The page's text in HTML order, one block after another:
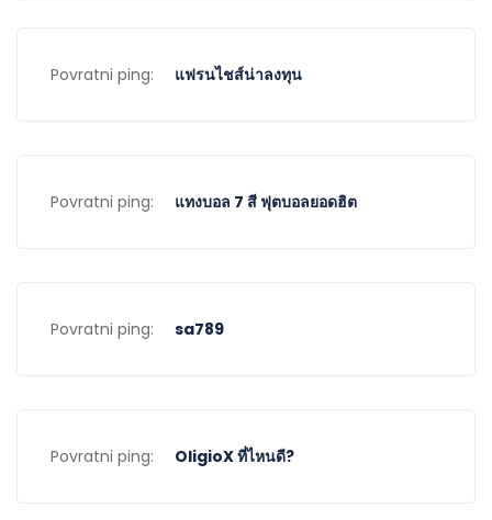
Povratni ping: แฟรนไชส์น่าลงทุน
Povratni ping: แทงบอล 7 สี ฟุตบอลยอดฮิต
Povratni ping: sa789
Povratni ping: OligioX ที่ไหนดี?